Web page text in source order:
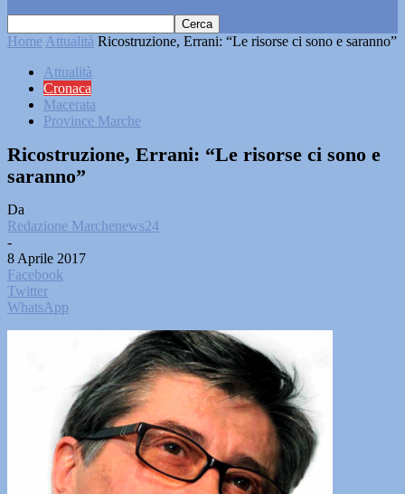
Home Attualità Ricostruzione, Errani: “Le risorse ci sono e saranno”
Attualità
Cronaca
Macerata
Province Marche
Ricostruzione, Errani: “Le risorse ci sono e
saranno”
Da
Redazione Marchenews24
-
8 Aprile 2017
Facebook
Twitter
WhatsApp